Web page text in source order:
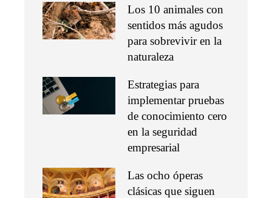
Los 10 animales con
sentidos más agudos
para sobrevivir en la
naturaleza
Estrategias para
implementar pruebas
de conocimiento cero
en la seguridad
empresarial
Las ocho óperas
clásicas que siguen